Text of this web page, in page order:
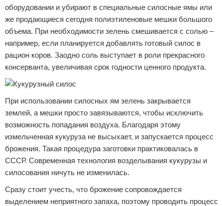
оборудовании и убирают в специальные силосные ямы или
же продающиеся сегодня полиэтиленовые мешки большого
объема. При необходимости зелень смешивается с солью –
например, если планируется добавлять готовый силос в
рацион коров. Заодно соль выступает в роли прекрасного
консерванта, увеличивая срок годности ценного продукта.
При использовании силосных ям зелень закрывается
землей, а мешки просто завязываются, чтобы исключить
возможность попадания воздуха. Благодаря этому
измельченная кукуруза не высыхает, и запускается процесс
брожения. Такая процедура заготовки практиковалась в
СССР. Современная технология возделывания кукурузы и
силосования ничуть не изменилась.
Сразу стоит учесть, что брожение сопровождается
выделением неприятного запаха, поэтому проводить процесс